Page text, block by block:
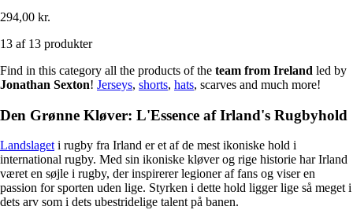
294,00 kr.
13 af 13 produkter
Find in this category all the products of the team from Ireland led by
Jonathan Sexton! Jerseys, shorts, hats, scarves and much more!
Den Grønne Kløver: L'Essence af Irland's Rugbyhold
Landslaget i rugby fra Irland er et af de mest ikoniske hold i
international rugby. Med sin ikoniske kløver og rige historie har Irland
været en søjle i rugby, der inspirerer legioner af fans og viser en
passion for sporten uden lige. Styrken i dette hold ligger lige så meget i
dets arv som i dets ubestridelige talent på banen.